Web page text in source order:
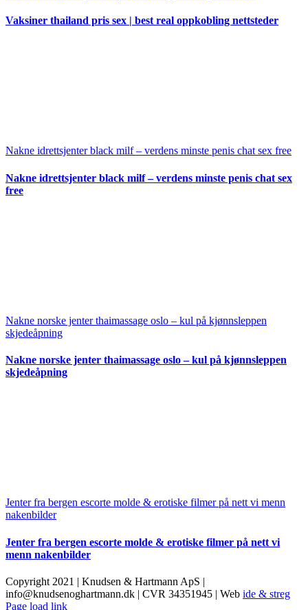
Vaksiner thailand pris sex | best real oppkobling nettsteder
Nakne idrettsjenter black milf – verdens minste penis chat sex free
Nakne idrettsjenter black milf – verdens minste penis chat sex
free
Nakne norske jenter thaimassage oslo – kul på kjønnsleppen
skjedeåpning
Nakne norske jenter thaimassage oslo – kul på kjønnsleppen
skjedeåpning
Jenter fra bergen escorte molde & erotiske filmer på nett vi menn
nakenbilder
Jenter fra bergen escorte molde & erotiske filmer på nett vi
menn nakenbilder
Copyright 2021 | Knudsen & Hartmann ApS |
info@knudsenoghartmann.dk | CVR 34351945 | Web ide & streg
Facebook
Page load link